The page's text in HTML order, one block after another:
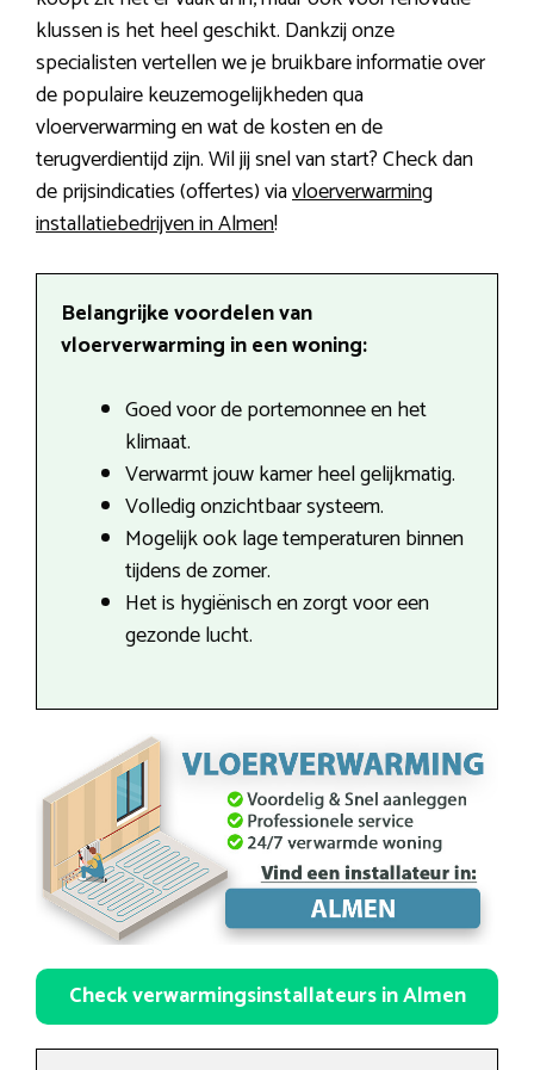
klussen is het heel geschikt. Dankzij onze
specialisten vertellen we je bruikbare informatie over
de populaire keuzemogelijkheden qua
vloerverwarming en wat de kosten en de
terugverdientijd zijn. Wil jij snel van start? Check dan
de prijsindicaties (offertes) viavloerverwarming
installatiebedrijven in Almen!
Belangrijke voordelen van
vloerverwarming in een woning:
Goed voor de portemonnee en het
klimaat.
Verwarmt jouw kamer heel gelijkmatig.
Volledig onzichtbaar systeem.
Mogelijk ook lage temperaturen binnen
tijdens de zomer.
Het is hygiënisch en zorgt voor een
gezonde lucht.
Check verwarmingsinstallateurs in Almen